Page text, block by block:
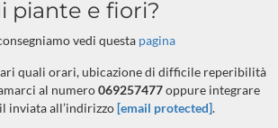
piante e fiori?
vedi questa pagina
quali orari, ubicazione di difficile reperibilità
al numero069257477oppure integrare
inviata all’indirizzo[email protected].